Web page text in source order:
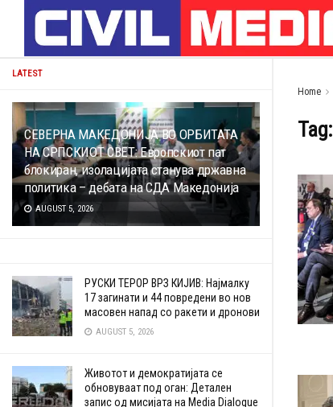
LATEST
СЕВЕРНА МАКЕДОНИЈА ВО ОРБИТАТА
НА СРПСКИОТ СВЕТ: Европскиот пат
блокиран, изолацијата станува државна
политика – дебата на СДА Македонија
AUGUST 5, 2026
РУСКИ ТЕРОР ВРЗ КИЈИВ: Најмалку
17 загинати и 44 повредени во нов
масовен напад со ракети и дронови
AUGUST 5, 2026
Животот и демократијата се
обновуваат под оган: Детален
запис од мисијата на Media Dialogue
Home
Tag: